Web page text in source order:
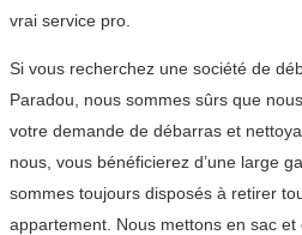
vrai service pro.
Si vous recherchez une société de
Paradou, nous sommes sûrs que
votre demande de débarras et
nous, vous bénéficierez d’une large
sommes toujours disposés à retirer
appartement. Nous mettons en sac